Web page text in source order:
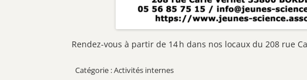
Rendez-vous à partir de 14 h dans nos locaux du 208 rue
Activités internes